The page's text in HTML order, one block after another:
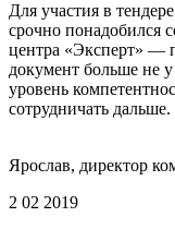
Для участия в
срочно понадобился
центра «Эксперт» —
документ больше не
уровень
сотрудничать
Ярослав, директор
2 02 2019